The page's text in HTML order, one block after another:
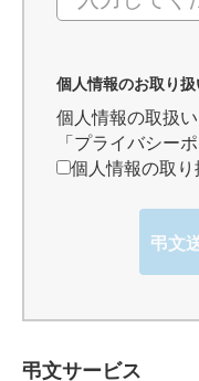
個人情報のお取り
個人情報の取扱い
「プライバシー
個人情報の取り
弔文
弔文サービス